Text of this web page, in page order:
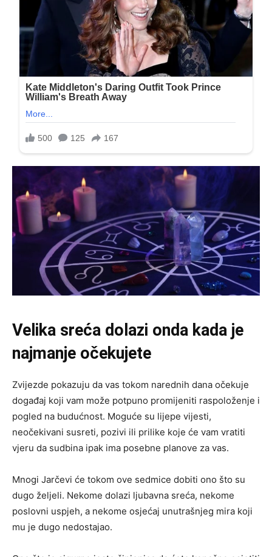
Velika sreća dolazi onda kada je
najmanje očekujete
Zvijezde pokazuju da vas tokom narednih dana očekuje
događaj koji vam može potpuno promijeniti raspoloženje i
pogled na budućnost. Moguće su lijepe vijesti,
neočekivani susreti, pozivi ili prilike koje će vam vratiti
vjeru da sudbina ipak ima posebne planove za vas.
Mnogi Jarčevi će tokom ove sedmice dobiti ono što su
dugo željeli. Nekome dolazi ljubavna sreća, nekome
poslovni uspjeh, a nekome osjećaj unutrašnjeg mira koji
mu je dugo nedostajao.